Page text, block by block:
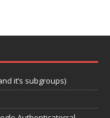
it’s subgroups)